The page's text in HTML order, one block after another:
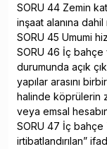
SORU 44 Zemin
inşaat alanına dahil
SORU 45 Umumi
SORU 46 İç bahçe
durumunda açık
yapılar arasını
halinde köprülerin
veya emsal
SORU 47 İç bahçe
irtibatlandırılan”